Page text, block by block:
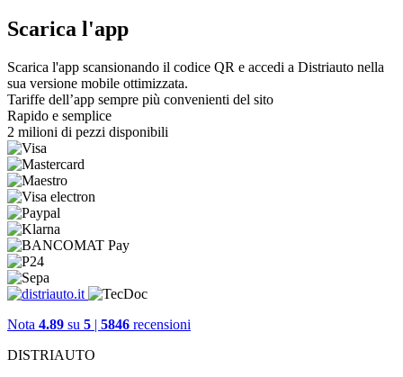
Scarica l'app
Scarica l'app scansionando il codice QR e accedi a Distriauto nella
sua versione mobile ottimizzata.
Tariffe dell’app sempre più convenienti del sito
Rapido e semplice
2 milioni di pezzi disponibili
Nota 4.89 su 5 | 5846 recensioni
DISTRIAUTO